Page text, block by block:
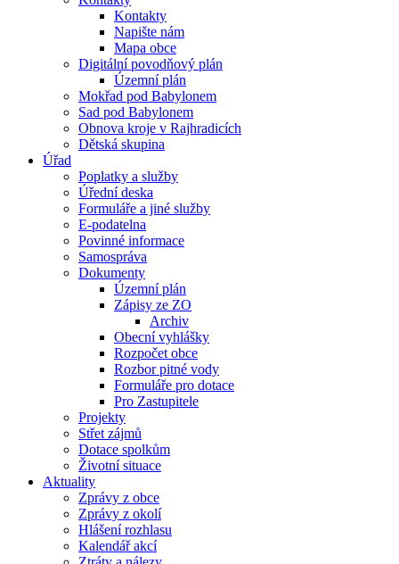
Kontakty
Napište nám
Mapa obce
Digitální povodňový plán
Územní plán
Mokřad pod Babylonem
Sad pod Babylonem
Obnova kroje v Rajhradicích
Dětská skupina
Úřad
Poplatky a služby
Úřední deska
Formuláře a jiné služby
E-podatelna
Povinné informace
Samospráva
Dokumenty
Územní plán
Zápisy ze ZO
Archiv
Obecní vyhlášky
Rozpočet obce
Rozbor pitné vody
Formuláře pro dotace
Pro Zastupitele
Projekty
Střet zájmů
Dotace spolkům
Životní situace
Aktuality
Zprávy z obce
Zprávy z okolí
Hlášení rozhlasu
Kalendář akcí